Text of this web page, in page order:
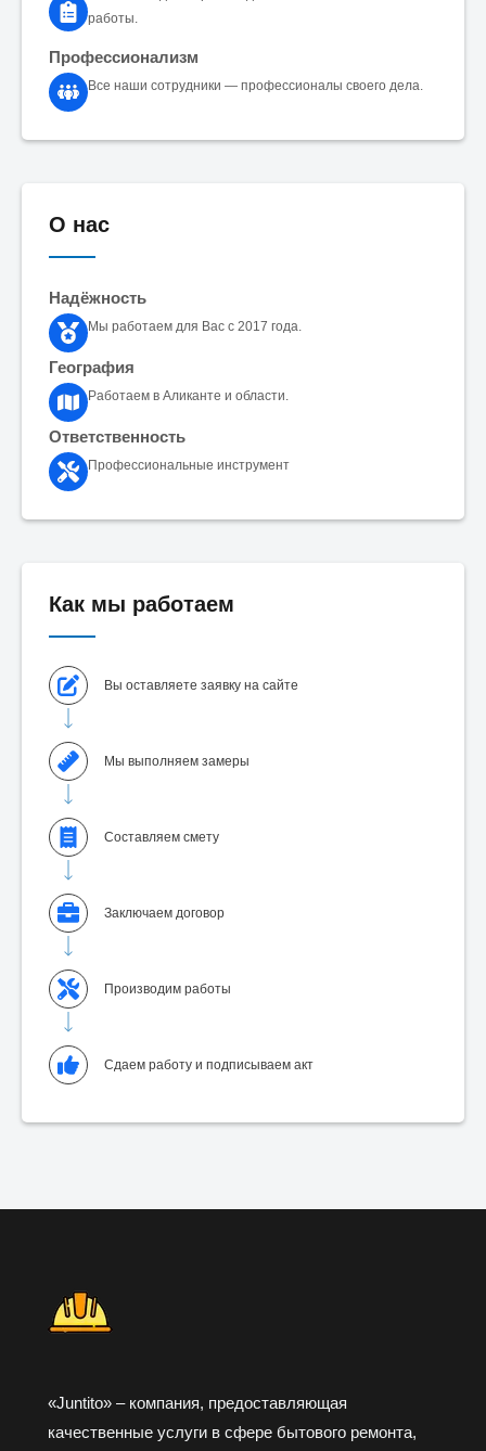
работы.
Профессионализм
Все наши сотрудники — профессионалы своего дела.
О нас
Надёжность
Мы работаем для Вас с 2017 года.
География
Работаем в Аликанте и области.
Ответственность
Профессиональные инструмент
Как мы работаем
Вы оставляете заявку на сайте
Мы выполняем замеры
Составляем смету
Заключаем договор
Производим работы
Сдаем работу и подписываем акт
«Juntito» – компания, предоставляющая
качественные услуги в сфере бытового ремонта,